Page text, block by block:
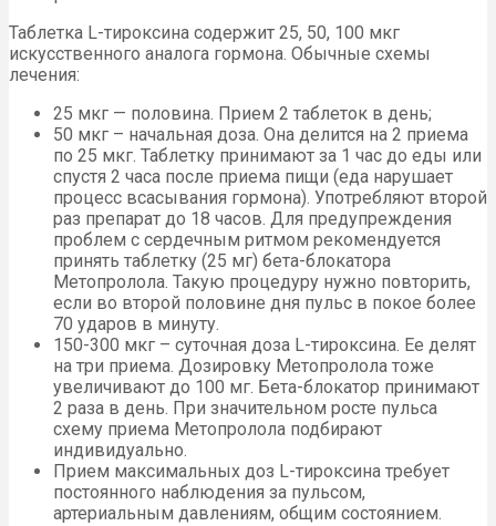
Таблетка L-тироксина содержит 25, 50, 100 мкг
искусственного аналога гормона. Обычные схемы
лечения:
25 мкг — половина. Прием 2 таблеток в день;
50 мкг – начальная доза. Она делится на 2 приема
по 25 мкг. Таблетку принимают за 1 час до еды или
спустя 2 часа после приема пищи (еда нарушает
процесс всасывания гормона). Употребляют второй
раз препарат до 18 часов. Для предупреждения
проблем с сердечным ритмом рекомендуется
принять таблетку (25 мг) бета-блокатора
Метопролола. Такую процедуру нужно повторить,
если во второй половине дня пульс в покое более
70 ударов в минуту.
150-300 мкг – суточная доза L-тироксина. Ее делят
на три приема. Дозировку Метопролола тоже
увеличивают до 100 мг. Бета-блокатор принимают
2 раза в день. При значительном росте пульса
схему приема Метопролола подбирают
индивидуально.
Прием максимальных доз L-тироксина требует
постоянного наблюдения за пульсом,
артериальным давлениям, общим состоянием.